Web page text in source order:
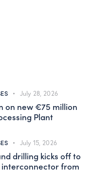
July 28, 2026
on new €75 million
Plant
July 15, 2026
drilling kicks off to
interconnector from